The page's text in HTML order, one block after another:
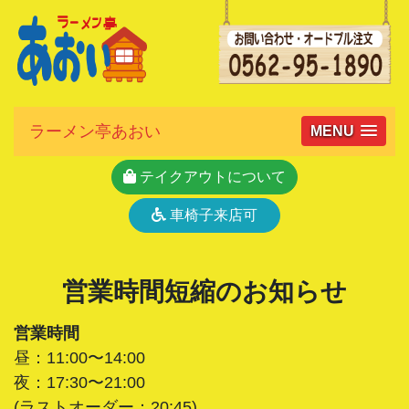
ラーメン亭あおい MENU
テイクアウトについて
車椅子来店可
営業時間短縮のお知らせ
営業時間
昼：11:00〜14:00
夜：17:30〜21:00